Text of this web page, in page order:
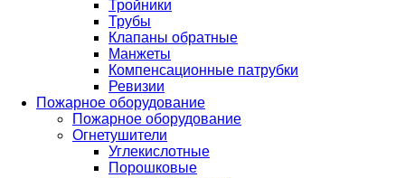
Тройники
Трубы
Клапаны обратные
Манжеты
Компенсационные патрубки
Ревизии
Пожарное оборудование
Пожарное оборудование
Огнетушители
Углекислотные
Порошковые